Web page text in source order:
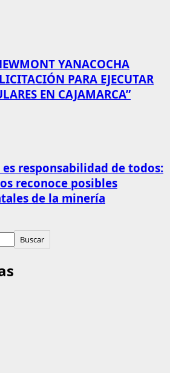
YANACOCHA
PARA EJECUTAR
EN CAJAMARCA”
responsabilidad de todos:
reconoce posibles
de la minería
Buscar